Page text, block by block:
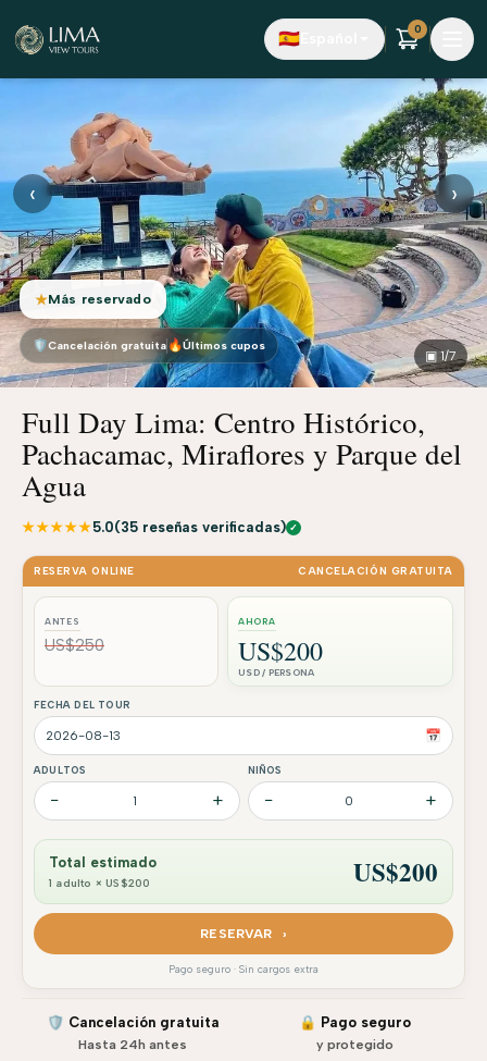
🇪🇸
0
‹ ›
★Más reservado
🛡Cancelación gratuita 🔥Últimos cupos
▣ 1/7
Full Day Lima: Centro Histórico,
Pachacamac, Miraflores y Parque del
Agua
★★★★★5.0(35 reseñas verificadas) ✓
RESERVA ONLINE CANCELACIÓN GRATUITA
ANTES
US$250
AHORA
US$200
USD / PERSONA
FECHA DEL TOUR
📅
ADULTOS
− 1 +
NIÑOS
− 0 +
Total estimado
1 adulto × US$200 US$200
RESERVAR ›
Pago seguro · Sin cargos extra
🛡️ Cancelación gratuita
Hasta 24h antes
🔒 Pago seguro
y protegido